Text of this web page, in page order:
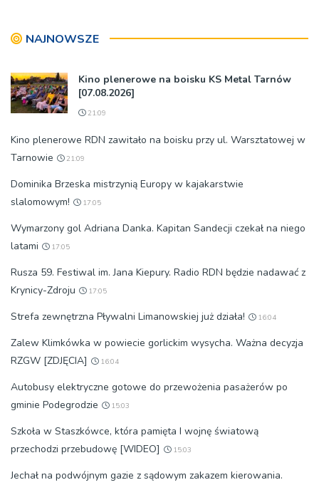
NAJNOWSZE
Kino plenerowe na boisku KS Metal Tarnów
[07.08.2026]
21:09
Kino plenerowe RDN zawitało na boisku przy ul. Warsztatowej w
Tarnowie
21:09
Dominika Brzeska mistrzynią Europy w kajakarstwie
slalomowym!
17:05
Wymarzony gol Adriana Danka. Kapitan Sandecji czekał na niego
latami
17:05
Rusza 59. Festiwal im. Jana Kiepury. Radio RDN będzie nadawać z
Krynicy-Zdroju
17:05
Strefa zewnętrzna Pływalni Limanowskiej już działa! 16:04
Zalew Klimkówka w powiecie gorlickim wysycha. Ważna decyzja
RZGW [ZDJĘCIA]
16:04
Autobusy elektryczne gotowe do przewożenia pasażerów po
gminie Podegrodzie
15:03
Szkoła w Staszkówce, która pamięta I wojnę światową
przechodzi przebudowę [WIDEO]
15:03
Jechał na podwójnym gazie z sądowym zakazem kierowania.